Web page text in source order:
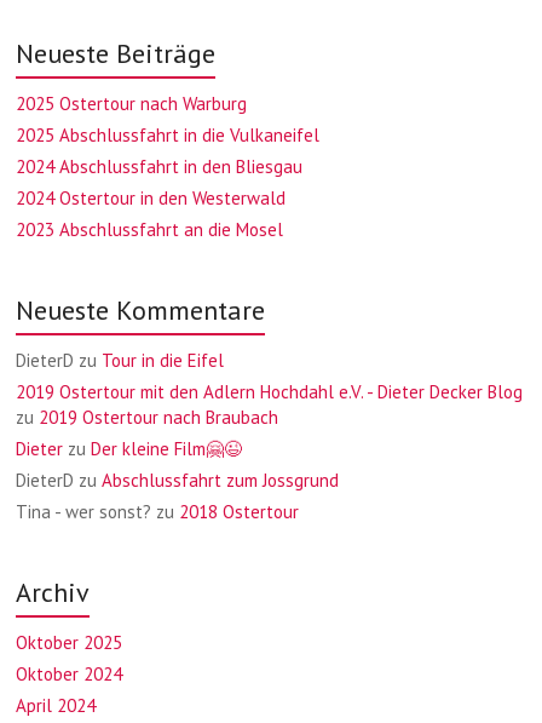
Neueste Beiträge
2025 Ostertour nach Warburg
2025 Abschlussfahrt in die Vulkaneifel
2024 Abschlussfahrt in den Bliesgau
2024 Ostertour in den Westerwald
2023 Abschlussfahrt an die Mosel
Neueste Kommentare
DieterD zu Tour in die Eifel
2019 Ostertour mit den Adlern Hochdahl e.V. - Dieter Decker Blog
zu 2019 Ostertour nach Braubach
Dieter zuDer kleine Film🤗😉
DieterD zuAbschlussfahrt zum Jossgrund
Tina - wer sonst? zu 2018 Ostertour
Archiv
Oktober 2025
Oktober 2024
April 2024